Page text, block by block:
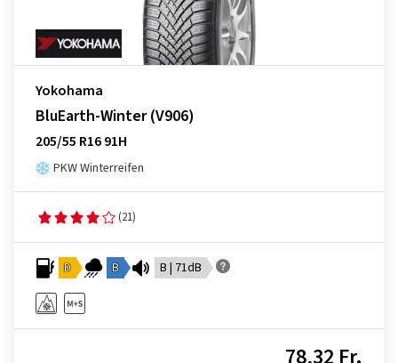
Yokohama
BluEarth-Winter (V906)
205/55 R16 91H
PKW Winterreifen
(21)
D B B | 71dB